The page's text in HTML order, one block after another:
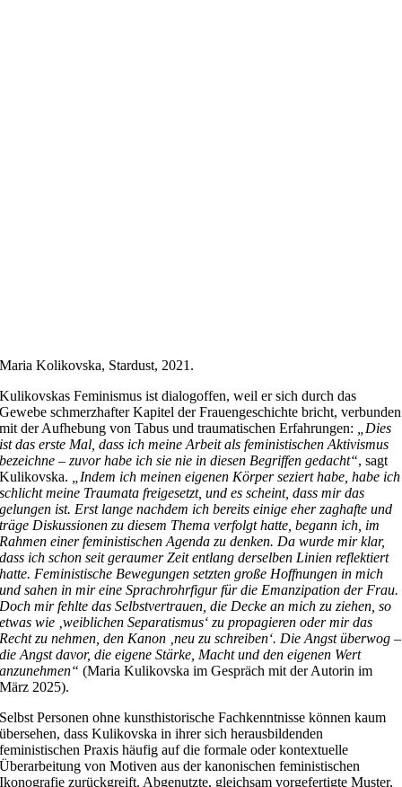
Maria Kolikovska, Stardust, 2021.
Kulikovskas Feminismus ist dialogoffen, weil er sich durch das
Gewebe schmerzhafter Kapitel der Frauengeschichte bricht, verbunden
mit der Aufhebung von Tabus und traumatischen Erfahrungen:
„Dies
ist das erste Mal, dass ich meine Arbeit als feministischen Aktivismus
bezeichne – zuvor habe ich sie nie in diesen Begriffen gedacht“, sagt
Kulikovska.
„Indem ich meinen eigenen Körper seziert habe, habe ich
schlicht meine Traumata freigesetzt, und es scheint, dass mir das
gelungen ist. Erst lange nachdem ich bereits einige eher zaghafte und
träge Diskussionen zu diesem Thema verfolgt hatte, begann ich, im
Rahmen einer feministischen Agenda zu denken. Da wurde mir klar,
dass ich schon seit geraumer Zeit entlang derselben Linien reflektiert
hatte. Feministische Bewegungen setzten große Hoffnungen in mich
und sahen in mir eine Sprachrohrfigur für die Emanzipation der Frau.
Doch mir fehlte das Selbstvertrauen, die Decke an mich zu ziehen, so
etwas wie ‚weiblichen Separatismus‘ zu propagieren oder mir das
Recht zu nehmen, den Kanon ‚neu zu schreiben‘. Die Angst überwog –
die Angst davor, die eigene Stärke, Macht und den eigenen Wert
anzunehmen“ (Maria Kulikovska im Gespräch mit der Autorin im
März 2025).
Selbst Personen ohne kunsthistorische Fachkenntnisse können kaum
übersehen, dass Kulikovska in ihrer sich herausbildenden
feministischen Praxis häufig auf die formale oder kontextuelle
Überarbeitung von Motiven aus der kanonischen feministischen
Ikonografie zurückgreift. Abgenutzte, gleichsam vorgefertigte Muster,